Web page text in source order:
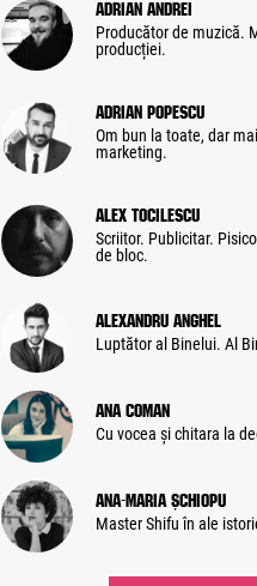
Adrian Andrei
Producător de muzică.
producției.
Adrian Popescu
Om bun la toate, dar
marketing.
Alex Tocilescu
Scriitor. Publicitar.
de bloc.
Alexandru Anghel
Luptător al Binelui. Al
Ana Coman
Cu vocea și chitara la
Ana-Maria Șchiopu
Master Shifu în ale